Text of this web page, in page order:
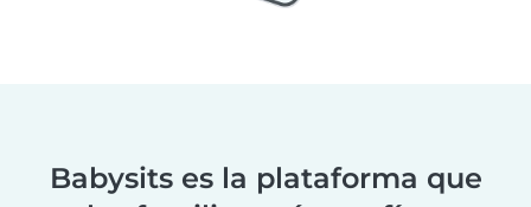
Babysits es la plataforma que